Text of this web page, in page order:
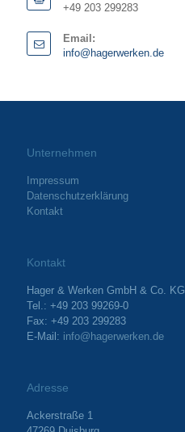
+49 203 299283
Email:
info@hagerwerken.de
Unternehmen
Impressum
Datenschutzerklärung
Kontakt
Kontakt
Hager & Werken GmbH & Co. KG
Tel.: +49 203 99269-0
Fax: +49 203 299283
E-Mail: info@hagerwerken.de
Adresse
Ackerstraße 1